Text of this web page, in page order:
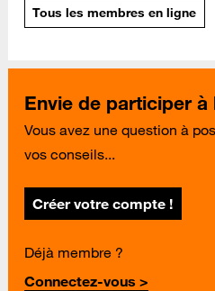
Tous les membres en ligne
Envie de participer à
Vous avez une question à
vos conseils...
Créer votre compte !
Déjà membre ?
Connectez-vous >